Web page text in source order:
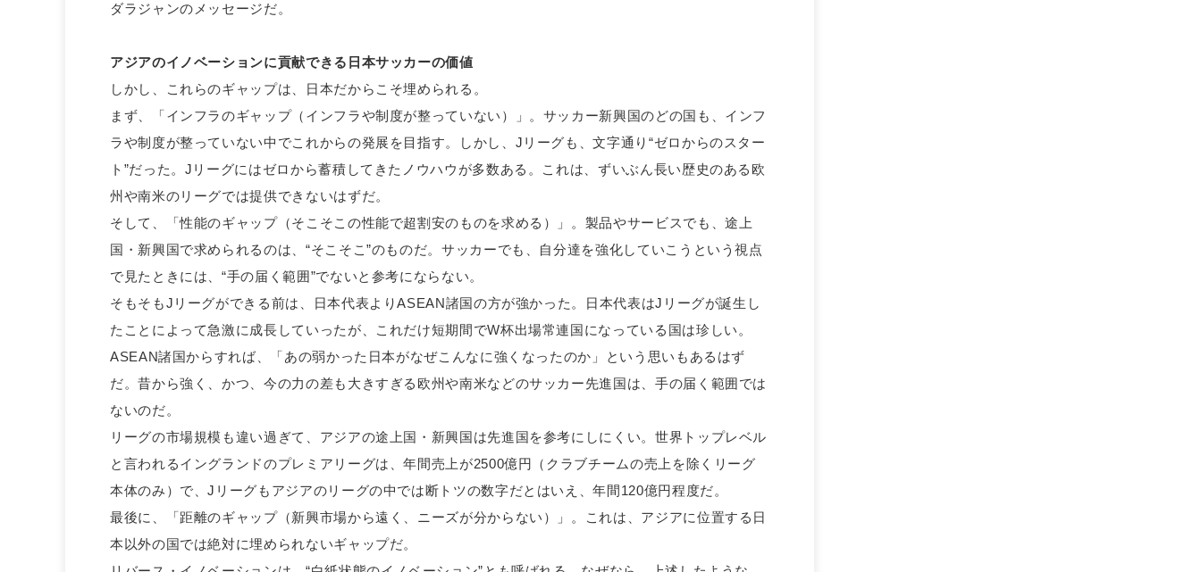
ダラジャンのメッセージだ。
アジアのイノベーションに貢献できる日本サッカーの価値
しかし、これらのギャップは、日本だからこそ埋められる。
まず、「インフラのギャップ（インフラや制度が整っていない）」。サッカー新興国のどの国も、インフ
ラや制度が整っていない中でこれからの発展を目指す。しかし、Jリーグも、文字通り“ゼロからのスター
ト”だった。Jリーグにはゼロから蓄積してきたノウハウが多数ある。これは、ずいぶん長い歴史のある欧
州や南米のリーグでは提供できないはずだ。
そして、「性能のギャップ（そこそこの性能で超割安のものを求める）」。製品やサービスでも、途上
国・新興国で求められるのは、“そこそこ”のものだ。サッカーでも、自分達を強化していこうという視点
で見たときには、“手の届く範囲”でないと参考にならない。
そもそもJリーグができる前は、日本代表よりASEAN諸国の方が強かった。日本代表はJリーグが誕生し
たことによって急激に成長していったが、これだけ短期間でW杯出場常連国になっている国は珍しい。
ASEAN諸国からすれば、「あの弱かった日本がなぜこんなに強くなったのか」という思いもあるはず
だ。昔から強く、かつ、今の力の差も大きすぎる欧州や南米などのサッカー先進国は、手の届く範囲では
ないのだ。
リーグの市場規模も違い過ぎて、アジアの途上国・新興国は先進国を参考にしにくい。世界トップレベル
と言われるイングランドのプレミアリーグは、年間売上が2500億円（クラブチームの売上を除くリーグ
本体のみ）で、Jリーグもアジアのリーグの中では断トツの数字だとはいえ、年間120億円程度だ。
最後に、「距離のギャップ（新興市場から遠く、ニーズが分からない）」。これは、アジアに位置する日
本以外の国では絶対に埋められないギャップだ。